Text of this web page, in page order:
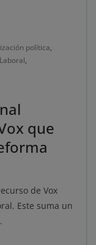
política,
,
que
de Vox
Este suma un